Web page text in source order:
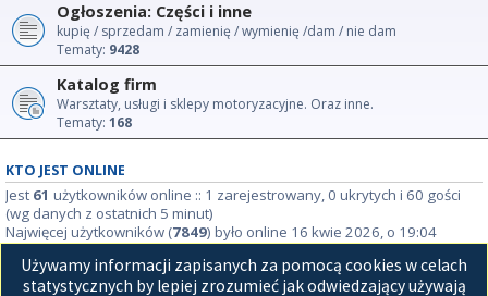
Ogłoszenia: Części i inne
kupię / sprzedam / zamienię / wymienię /dam / nie dam
Tematy: 9428
Katalog firm
Warsztaty, usługi i sklepy motoryzacyjne. Oraz inne.
Tematy: 168
KTO JEST ONLINE
Jest 61 użytkowników online :: 1 zarejestrowany, 0 ukrytych i 60 gości
(wg danych z ostatnich 5 minut)
Najwięcej użytkowników (7849) było online 16 kwie 2026, o 19:04
STATYSTYKI
Używamy informacji zapisanych za pomocą cookies w celach
statystycznych by lepiej zrozumieć jak odwiedzający używają